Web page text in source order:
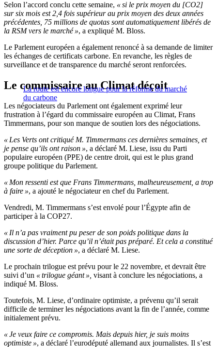
Selon l’accord conclu cette semaine, « si le prix moyen du [CO2]
sur six mois est 2,4 fois supérieur au prix moyen des deux années
précédentes, 75 millions de quotas sont automatiquement libérés de
la RSM vers le marché », a expliqué M. Bloss.
Le Parlement européen a également renoncé à sa demande de limiter
les échanges de certificats carbone. En revanche, les règles de
surveillance et de transparence du marché seront renforcées.
La route est encore longue pour la réforme du marché
du carbone
Le commissaire au Climat déçoit
Les négociateurs du Parlement ont également exprimé leur
frustration à l’égard du commissaire européen au Climat, Frans
Timmermans, pour son manque de soutien lors des négociations.
« Les Verts ont critiqué M. Timmermans ces dernières semaines, et
je pense qu’ils ont raison », a déclaré M. Liese, issu du Parti
populaire européen (PPE) de centre droit, qui est le plus grand
groupe politique du Parlement.
« Mon ressenti est que Frans Timmermans, malheureusement, a trop
à faire », a ajouté le négociateur en chef du Parlement.
Vendredi, M. Timmermans s’est envolé pour l’Égypte afin de
participer à la COP27.
« Il n’a pas vraiment pu peser de son poids politique dans la
discussion d’hier. Parce qu’il n’était pas préparé. Et cela a constitué
une sorte de déception », a déclaré M. Liese.
Le prochain trilogue est prévu pour le 22 novembre, et devrait être
suivi d’un « trilogue géant », visant à conclure les négociations, a
indiqué M. Bloss.
Toutefois, M. Liese, d’ordinaire optimiste, a prévenu qu’il serait
difficile de terminer les négociations avant la fin de l’année, comme
initialement prévu.
« Je veux faire ce compromis. Mais depuis hier, je suis moins
optimiste », a déclaré l’eurodéputé allemand aux journalistes. Il s’est